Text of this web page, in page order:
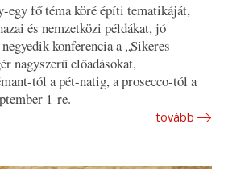
egy fő téma köré építi tematikáját,
és nemzetközi példákat, jó
konferencia a „Sikeres
nagyszerű előadásokat,
tól a pét-natig, a prosecco-tól a
1-re.
tovább